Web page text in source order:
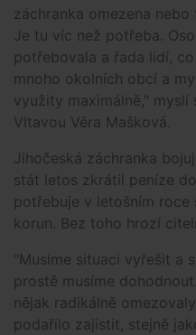
záchranka omezena
Je tu víc než potřeba.
potřebovala a řada lidí,
mnoho okolních obcí a
využity maximálně," myslí
Vltavou Věra Mašková.
Jihočeská záchranka
stát letos zkrátil peníze
potřebuje v letošním roce
korun. Bez toho hrozí
"Musíme situaci vyřešit a
prostě musíme
nějak radikálně
podařilo zajistit, stejně